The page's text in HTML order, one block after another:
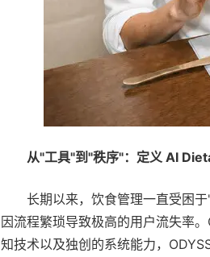
从"工具"到"秩序"：定义 AI
长期以来，饮食管理一直受困于"
因流程繁琐导致极高的用户流失率
知技术以及独创的系统能力，